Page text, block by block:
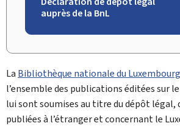
auprès de la BnL
La Bibliothèque nationale du Luxembourg
l’ensemble des publications éditées sur
lui sont soumises au titre du dépôt légal,
publiées à l’étranger et concernant le